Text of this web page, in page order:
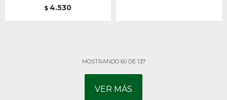
$ 4.530
MOSTRANDO 60DE 137
VER MÁS